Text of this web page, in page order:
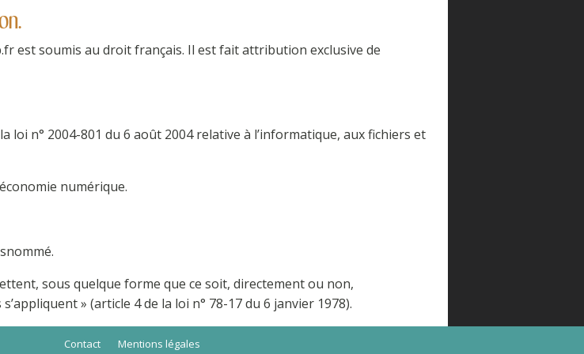
est soumis au droit français. Il est fait attribution exclusive de
loi n° 2004-801 du 6 août 2004 relative à l’informatique, aux fichiers et
numérique.
sous quelque forme que ce soit, directement ou non,
» (article 4 de la loi n° 78-17 du 6 janvier 1978).
Contact Mentions légales